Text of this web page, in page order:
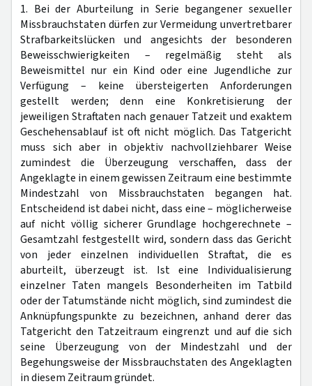
1. Bei der Aburteilung in Serie begangener sexueller
Missbrauchstaten dürfen zur Vermeidung unvertretbarer
Strafbarkeitslücken und angesichts der besonderen
Beweisschwierigkeiten – regelmäßig steht als
Beweismittel nur ein Kind oder eine Jugendliche zur
Verfügung – keine übersteigerten Anforderungen
gestellt werden; denn eine Konkretisierung der
jeweiligen Straftaten nach genauer Tatzeit und exaktem
Geschehensablauf ist oft nicht möglich. Das Tatgericht
muss sich aber in objektiv nachvollziehbarer Weise
zumindest die Überzeugung verschaffen, dass der
Angeklagte in einem gewissen Zeitraum eine bestimmte
Mindestzahl von Missbrauchstaten begangen hat.
Entscheidend ist dabei nicht, dass eine – möglicherweise
auf nicht völlig sicherer Grundlage hochgerechnete –
Gesamtzahl festgestellt wird, sondern dass das Gericht
von jeder einzelnen individuellen Straftat, die es
aburteilt, überzeugt ist. Ist eine Individualisierung
einzelner Taten mangels Besonderheiten im Tatbild
oder der Tatumstände nicht möglich, sind zumindest die
Anknüpfungspunkte zu bezeichnen, anhand derer das
Tatgericht den Tatzeitraum eingrenzt und auf die sich
seine Überzeugung von der Mindestzahl und der
Begehungsweise der Missbrauchstaten des Angeklagten
in diesem Zeitraum gründet.